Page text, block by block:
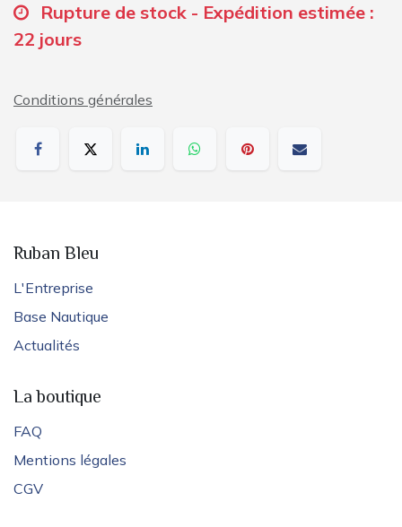
Rupture de stock - Expédition estimée :
22 jours
Conditions générales
Ruban Bleu
L'Entreprise
Base Nautique
Actualités
La boutique
FAQ
Mentions légales
CGV